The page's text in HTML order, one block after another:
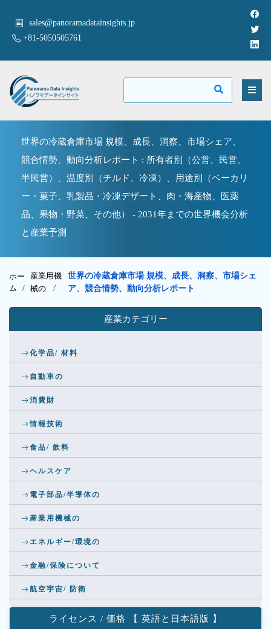
sales@panoramadatainsights.jp
+81-5050505761
世界の冷蔵倉庫市場 規模、成長、洞察、市場シェア、
競合情勢、動向分析レポート : 所有者別（公営、民営、
半民営）、温度別（チルド、冷凍）、用途別（ベーカリ
ー・菓子、乳製品・冷凍デザート、肉・海産物、医薬
品、果物・野菜、その他） - 2031年までの世界機会分析
と産業予測
ホー
ム /
産業用機
械の /
世界の冷蔵倉庫市場 規模、成長、洞察、市場シェ
ア、競合情勢、動向分析レポート
産業カテゴリー
化学品/ 材料
自動車の
消費財
情報技術
食品/ 飲料
ヘルスケア
電子部品/半導体の
産業用機械の
エネルギー/環境の
金融/保険について
航空宇宙/ 防衛
ライセンス / 価格 【 英語と日本語版 】